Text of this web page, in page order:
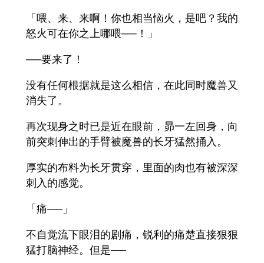
「喂、来、来啊！你也相当恼火，是吧？我的
怒火可在你之上哪喂──！」
──要来了！
没有任何根据就是这么相信，在此同时魔兽又
消失了。
再次现身之时已是近在眼前，昴一左回身，向
前突刺伸出的手臂被魔兽的长牙猛然捅入。
厚实的布料为长牙贯穿，里面的肉也有被深深
刺入的感觉。
「痛──」
不自觉流下眼泪的剧痛，锐利的痛楚直接狠狠
猛打脑神经。但是──